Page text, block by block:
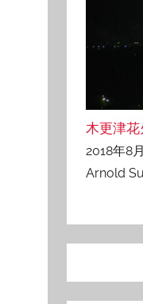
木更津
2018年8
Arnold